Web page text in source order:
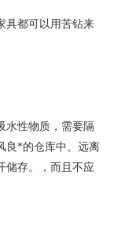
具都可以用苦钻来
水性物质，需要隔
良*的仓库中。远离
储存。，而且不应